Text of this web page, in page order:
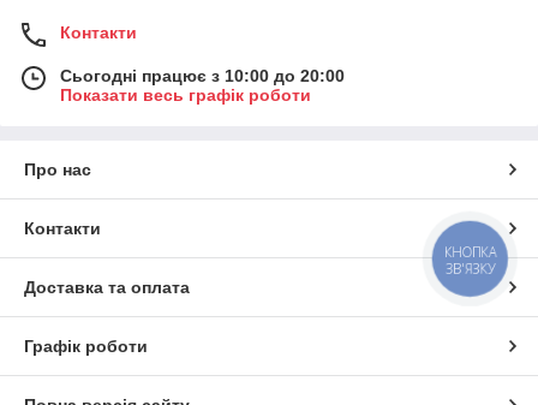
Контакти
Сьогодні працює з 10:00 до 20:00
Показати весь графік роботи
Про нас
Контакти
Доставка та оплата
Графік роботи
КНОПКА
ЗВ'ЯЗКУ